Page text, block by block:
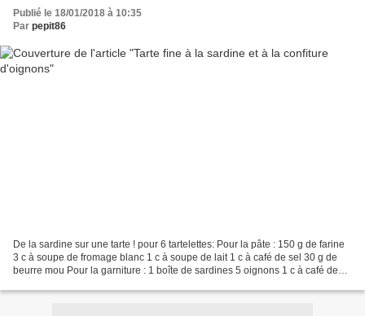
Publié le 18/01/2018 à 10:35
Par pepit86
De la sardine sur une tarte ! pour 6 tartelettes: Pour la pâte : 150 g de farine
3 c à soupe de fromage blanc 1 c à soupe de lait 1 c à café de sel 30 g de
beurre mou Pour la garniture : 1 boîte de sardines 5 oignons 1 c à café de